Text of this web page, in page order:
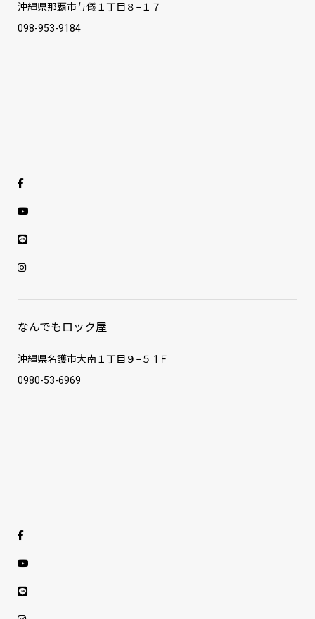
沖縄県那覇市与儀１丁目８−１７
098-953-9184
なんでもロック屋
沖縄県名護市大南１丁目９−５ 1Ｆ
0980-53-6969